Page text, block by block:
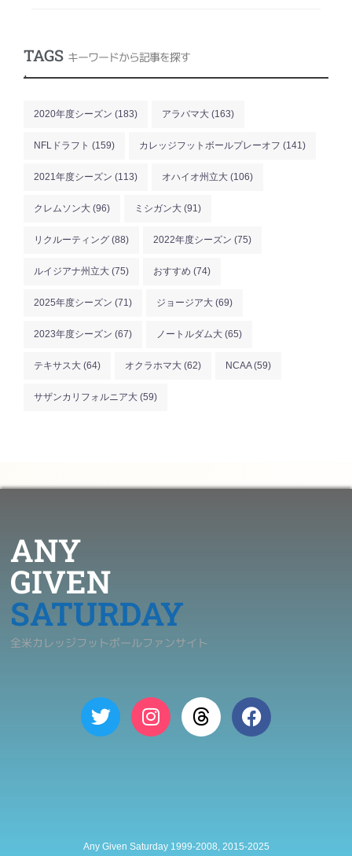
TAGS キーワードから記事を探す
.
2020年度シーズン (183) アラバマ大 (163)
NFLドラフト (159) カレッジフットボールプレーオフ (141)
2021年度シーズン (113) オハイオ州立大 (106)
クレムソン大 (96) ミシガン大 (91)
リクルーティング (88) 2022年度シーズン (75)
ルイジアナ州立大 (75) おすすめ (74)
2025年度シーズン (71) ジョージア大 (69)
2023年度シーズン (67) ノートルダム大 (65)
テキサス大 (64) オクラホマ大 (62) NCAA(59)
サザンカリフォルニア大 (59)
ANY
GIVEN
SATURDAY
全米カレッジフットボールファンサイト
Any Given Saturday 1999-2008, 2015-2025